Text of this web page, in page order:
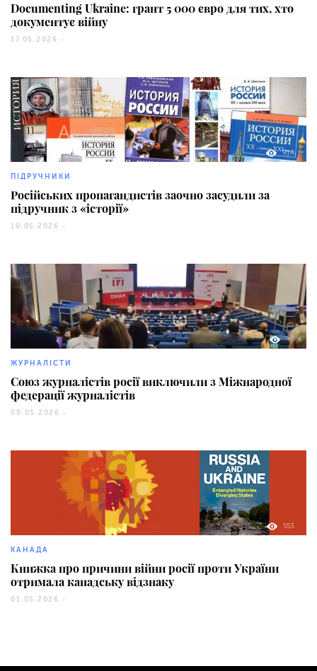
Documenting Ukraine: грант 5 000 євро для тих, хто
документує війну
17.05.2026 -
914
ПІДРУЧНИКИ
Російських пропагандистів заочно засудили за
підручник з «історії»
10.05.2026 -
49
ЖУРНАЛІСТИ
Союз журналістів росії виключили з Міжнародної
федерації журналістів
09.05.2026 -
553
КАНАДА
Книжка про причини війни росії проти України
отримала канадську відзнаку
01.05.2026 -